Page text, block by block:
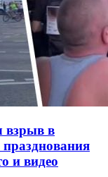
взрыв в
празднования
и видео